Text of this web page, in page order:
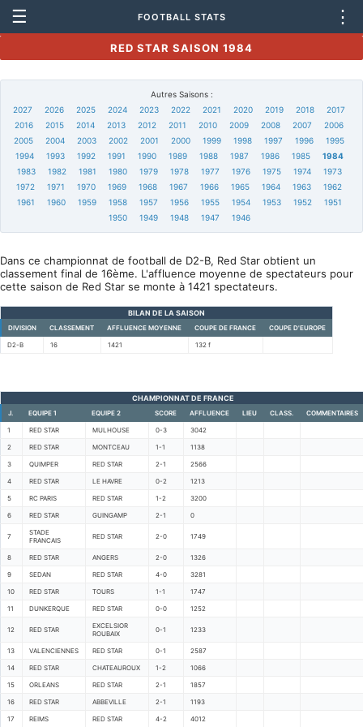
☰ FOOTBALL STATS ⋮
RED STAR SAISON 1984
Autres Saisons :
2027
2026 2025 2024 2023 2022 2021 2020 2019 2018
2017
2016
2015 2014 2013 2012 2011 2010 2009 2008 2007
2006
2005
2004 2003 2002 2001 2000 1999 1998 1997 1996
1995
1994
1993 1992 1991 1990 1989 1988 1987 1986 1985
1984
1983
1982 1981 1980 1979 1978 1977 1976 1975 1974
1973
1972
1971 1970 1969 1968 1967 1966 1965 1964 1963
1962
1961
1960 1959 1958 1957 1956 1955 1954 1953 1952
1951
1950
1949 1948 1947 1946
Dans ce championnat de football de D2-B, Red Star obtient un
classement final de 16ème. L'affluence moyenne de spectateurs pour
cette saison de Red Star se monte à 1421 spectateurs.
BILAN DE LA SAISON
DIVISION CLASSEMENT AFFLUENCE MOYENNE COUPE DE FRANCE COUPE D'EUROPE
D2-B 16 1421 132 f
CHAMPIONNAT DE FRANCE
J. EQUIPE 1 EQUIPE 2 SCORE AFFLUENCE LIEU CLASS. COMMENTAIRES
1 RED STAR MULHOUSE 0-3 3042
2 RED STAR MONTCEAU 1-1 1138
3 QUIMPER RED STAR 2-1 2566
4 RED STAR LE HAVRE 0-2 1213
5 RC PARIS RED STAR 1-2 3200
6 RED STAR GUINGAMP 2-1 0
7
STADE
FRANCAIS
RED STAR 2-0 1749
8 RED STAR ANGERS 2-0 1326
9 SEDAN RED STAR 4-0 3281
10 RED STAR TOURS 1-1 1747
11 DUNKERQUE RED STAR 0-0 1252
12 RED STAR
EXCELSIOR
ROUBAIX
0-1 1233
13 VALENCIENNES RED STAR 0-1 2587
14 RED STAR CHATEAUROUX 1-2 1066
15 ORLEANS RED STAR 2-1 1857
16 RED STAR ABBEVILLE 2-1 1193
17 REIMS RED STAR 4-2 4012